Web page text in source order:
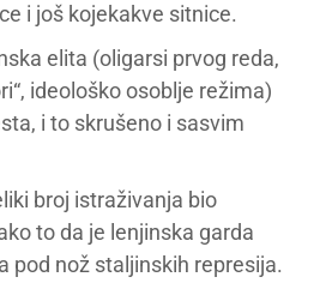
i još kojekakve sitnice.
elita (oligarsi prvog reda,
ideološko osoblje režima)
i to skrušeno i sasvim
broj istraživanja bio
to da je lenjinska garda
pod nož staljinskih represija.